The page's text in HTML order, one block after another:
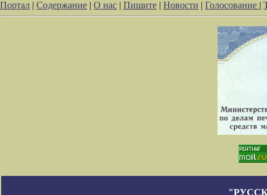
Портал | Содержание | О нас | Пишите | Новости | Голосование |